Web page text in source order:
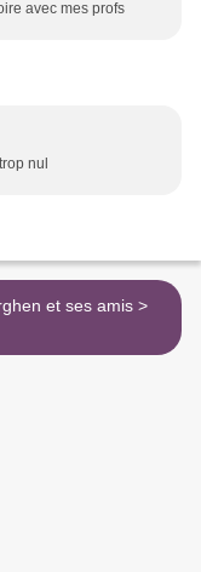
avec mes profs
nul
Merghen et ses amis >